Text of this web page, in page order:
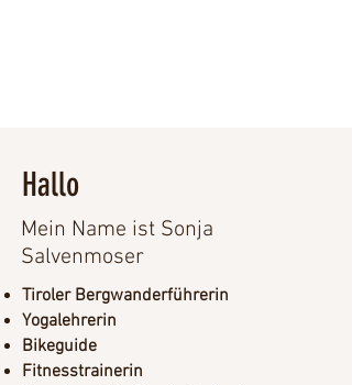
Hallo
Mein Name ist Sonja
Salvenmoser
Tiroler Bergwanderführerin
Yogalehrerin
Bikeguide
Fitnesstrainerin